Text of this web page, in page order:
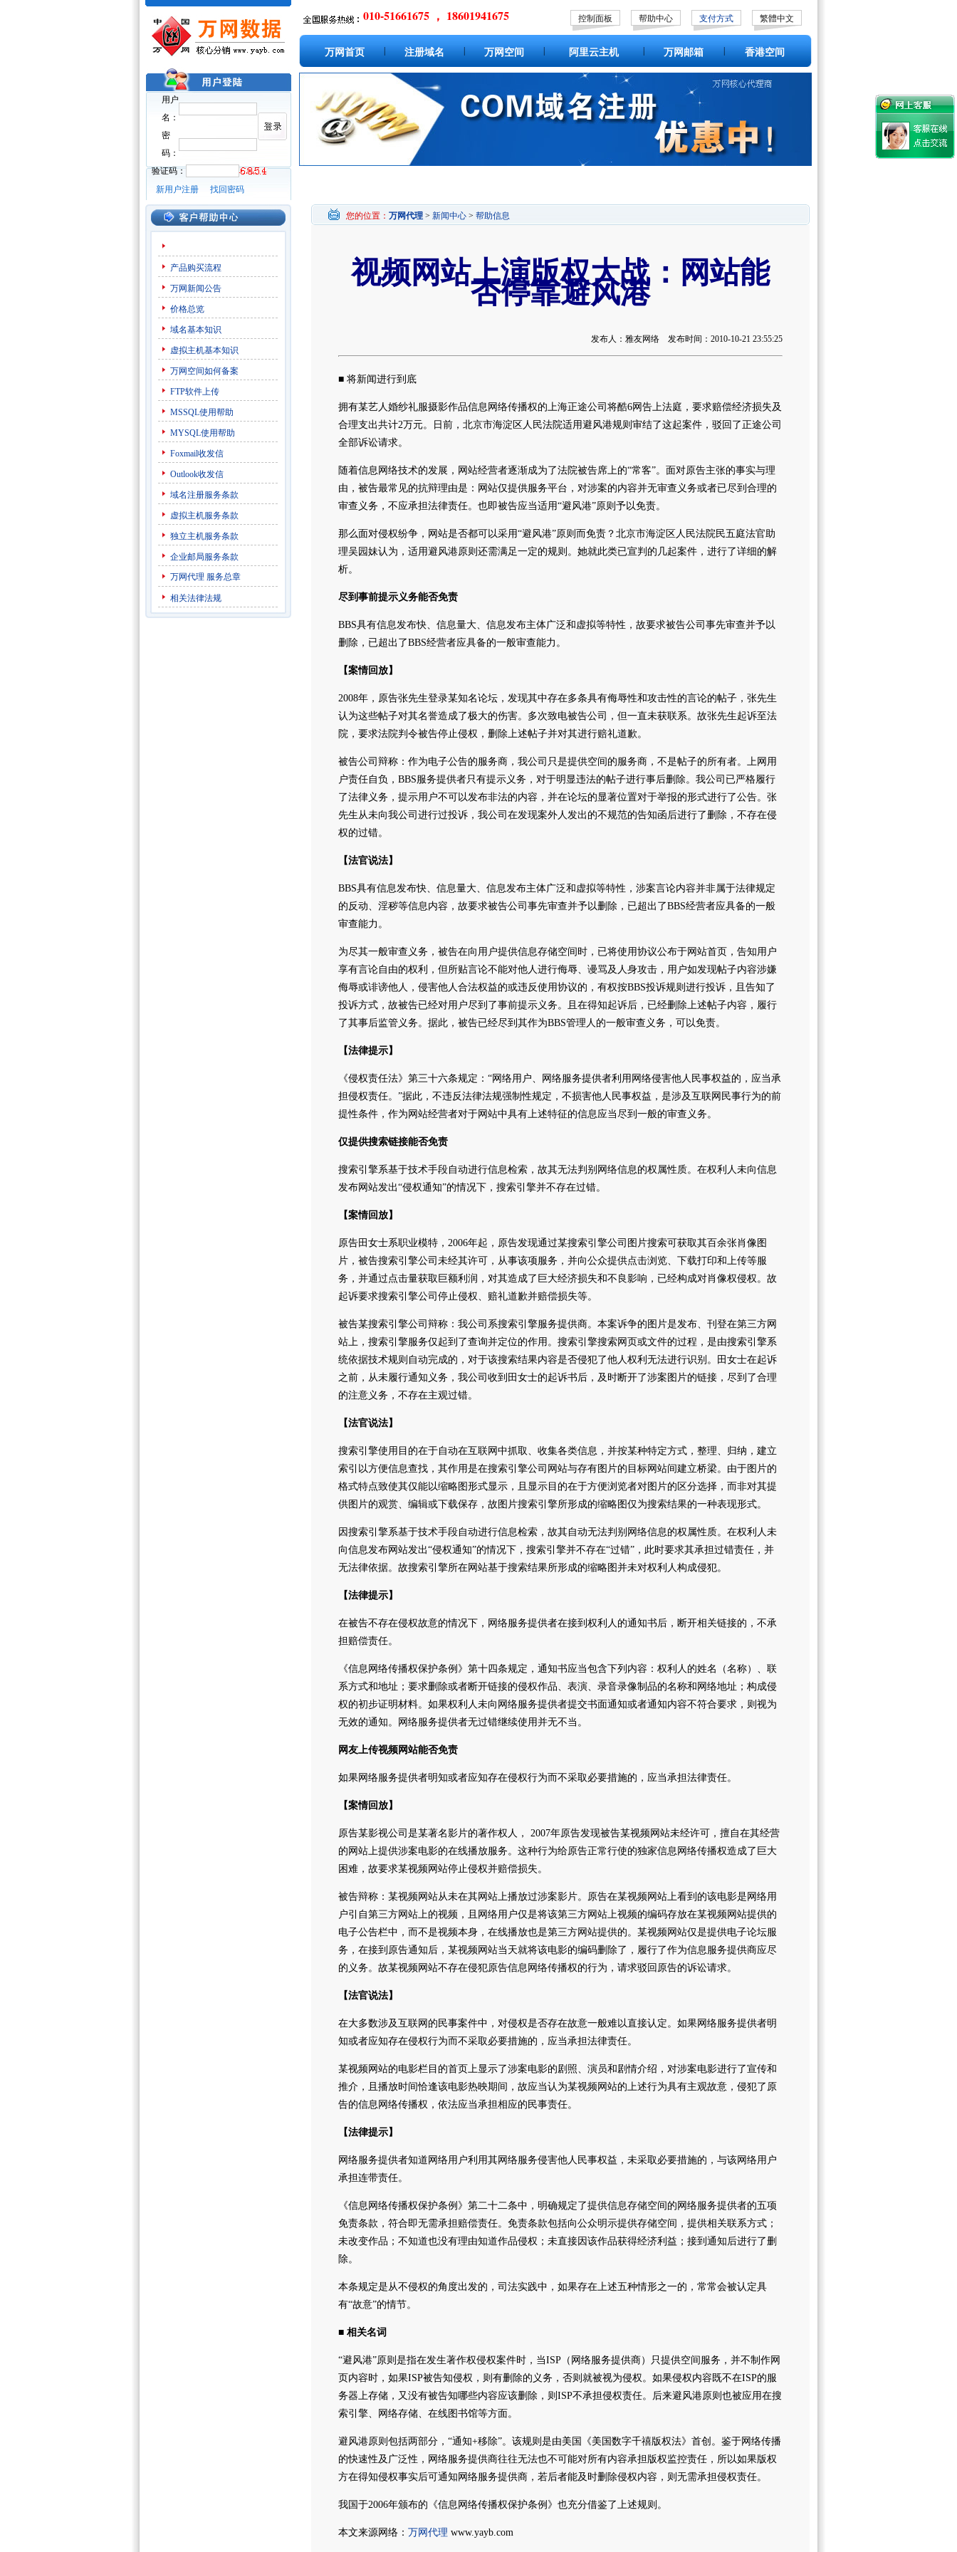
用户
名：
密
码：
验证码：
新用户注册
找回密码
010-51661675 ， 18601941675 控制面板 帮助中心 支付方式 繁體中文
万网首页 注册域名 万网空间 阿里云主机 万网邮箱 香港空间
产品购买流程
万网新闻公告
价格总览
域名基本知识
虚拟主机基本知识
万网空间如何备案
FTP软件上传
MSSQL使用帮助
MYSQL使用帮助
Foxmail收发信
Outlook收发信
域名注册服务条款
虚拟主机服务条款
独立主机服务条款
企业邮局服务条款
万网代理 服务总章
相关法律法规
您的位置： 万网代理 > 新闻中心 > 帮助信息
视频网站上演版权大战：网站能
否停靠避风港
发布人：雅友网络 发布时间：2010-10-21 23:55:25
■ 将新闻进行到底
拥有某艺人婚纱礼服摄影作品信息网络传播权的上海正途公司将酷6网告上法庭，要求赔偿经济损失及
合理支出共计2万元。日前，北京市海淀区人民法院适用避风港规则审结了这起案件，驳回了正途公司
全部诉讼请求。
随着信息网络技术的发展，网站经营者逐渐成为了法院被告席上的“常客”。面对原告主张的事实与理
由，被告最常见的抗辩理由是：网站仅提供服务平台，对涉案的内容并无审查义务或者已尽到合理的
审查义务，不应承担法律责任。也即被告应当适用“避风港”原则予以免责。
那么面对侵权纷争，网站是否都可以采用“避风港”原则而免责？北京市海淀区人民法院民五庭法官助
理吴园妹认为，适用避风港原则还需满足一定的规则。她就此类已宣判的几起案件，进行了详细的解
析。
尽到事前提示义务能否免责
BBS具有信息发布快、信息量大、信息发布主体广泛和虚拟等特性，故要求被告公司事先审查并予以
删除，已超出了BBS经营者应具备的一般审查能力。
【案情回放】
2008年，原告张先生登录某知名论坛，发现其中存在多条具有侮辱性和攻击性的言论的帖子，张先生
认为这些帖子对其名誉造成了极大的伤害。多次致电被告公司，但一直未获联系。故张先生起诉至法
院，要求法院判令被告停止侵权，删除上述帖子并对其进行赔礼道歉。
被告公司辩称：作为电子公告的服务商，我公司只是提供空间的服务商，不是帖子的所有者。上网用
户责任自负，BBS服务提供者只有提示义务，对于明显违法的帖子进行事后删除。我公司已严格履行
了法律义务，提示用户不可以发布非法的内容，并在论坛的显著位置对于举报的形式进行了公告。张
先生从未向我公司进行过投诉，我公司在发现案外人发出的不规范的告知函后进行了删除，不存在侵
权的过错。
【法官说法】
BBS具有信息发布快、信息量大、信息发布主体广泛和虚拟等特性，涉案言论内容并非属于法律规定
的反动、淫秽等信息内容，故要求被告公司事先审查并予以删除，已超出了BBS经营者应具备的一般
审查能力。
为尽其一般审查义务，被告在向用户提供信息存储空间时，已将使用协议公布于网站首页，告知用户
享有言论自由的权利，但所贴言论不能对他人进行侮辱、谩骂及人身攻击，用户如发现帖子内容涉嫌
侮辱或诽谤他人，侵害他人合法权益的或违反使用协议的，有权按BBS投诉规则进行投诉，且告知了
投诉方式，故被告已经对用户尽到了事前提示义务。且在得知起诉后，已经删除上述帖子内容，履行
了其事后监管义务。据此，被告已经尽到其作为BBS管理人的一般审查义务，可以免责。
【法律提示】
《侵权责任法》第三十六条规定：“网络用户、网络服务提供者利用网络侵害他人民事权益的，应当承
担侵权责任。”据此，不违反法律法规强制性规定，不损害他人民事权益，是涉及互联网民事行为的前
提性条件，作为网站经营者对于网站中具有上述特征的信息应当尽到一般的审查义务。
仅提供搜索链接能否免责
搜索引擎系基于技术手段自动进行信息检索，故其无法判别网络信息的权属性质。在权利人未向信息
发布网站发出“侵权通知”的情况下，搜索引擎并不存在过错。
【案情回放】
原告田女士系职业模特，2006年起，原告发现通过某搜索引擎公司图片搜索可获取其百余张肖像图
片，被告搜索引擎公司未经其许可，从事该项服务，并向公众提供点击浏览、下载打印和上传等服
务，并通过点击量获取巨额利润，对其造成了巨大经济损失和不良影响，已经构成对肖像权侵权。故
起诉要求搜索引擎公司停止侵权、赔礼道歉并赔偿损失等。
被告某搜索引擎公司辩称：我公司系搜索引擎服务提供商。本案诉争的图片是发布、刊登在第三方网
站上，搜索引擎服务仅起到了查询并定位的作用。搜索引擎搜索网页或文件的过程，是由搜索引擎系
统依据技术规则自动完成的，对于该搜索结果内容是否侵犯了他人权利无法进行识别。田女士在起诉
之前，从未履行通知义务，我公司收到田女士的起诉书后，及时断开了涉案图片的链接，尽到了合理
的注意义务，不存在主观过错。
【法官说法】
搜索引擎使用目的在于自动在互联网中抓取、收集各类信息，并按某种特定方式，整理、归纳，建立
索引以方便信息查找，其作用是在搜索引擎公司网站与存有图片的目标网站间建立桥梁。由于图片的
格式特点致使其仅能以缩略图形式显示，且显示目的在于方便浏览者对图片的区分选择，而非对其提
供图片的观赏、编辑或下载保存，故图片搜索引擎所形成的缩略图仅为搜索结果的一种表现形式。
因搜索引擎系基于技术手段自动进行信息检索，故其自动无法判别网络信息的权属性质。在权利人未
向信息发布网站发出“侵权通知”的情况下，搜索引擎并不存在“过错”，此时要求其承担过错责任，并
无法律依据。故搜索引擎所在网站基于搜索结果所形成的缩略图并未对权利人构成侵犯。
【法律提示】
在被告不存在侵权故意的情况下，网络服务提供者在接到权利人的通知书后，断开相关链接的，不承
担赔偿责任。
《信息网络传播权保护条例》第十四条规定，通知书应当包含下列内容：权利人的姓名（名称）、联
系方式和地址；要求删除或者断开链接的侵权作品、表演、录音录像制品的名称和网络地址；构成侵
权的初步证明材料。如果权利人未向网络服务提供者提交书面通知或者通知内容不符合要求，则视为
无效的通知。网络服务提供者无过错继续使用并无不当。
网友上传视频网站能否免责
如果网络服务提供者明知或者应知存在侵权行为而不采取必要措施的，应当承担法律责任。
【案情回放】
原告某影视公司是某著名影片的著作权人， 2007年原告发现被告某视频网站未经许可，擅自在其经营
的网站上提供涉案电影的在线播放服务。这种行为给原告正常行使的独家信息网络传播权造成了巨大
困难，故要求某视频网站停止侵权并赔偿损失。
被告辩称：某视频网站从未在其网站上播放过涉案影片。原告在某视频网站上看到的该电影是网络用
户引自第三方网站上的视频，且网络用户仅是将该第三方网站上视频的编码存放在某视频网站提供的
电子公告栏中，而不是视频本身，在线播放也是第三方网站提供的。某视频网站仅是提供电子论坛服
务，在接到原告通知后，某视频网站当天就将该电影的编码删除了，履行了作为信息服务提供商应尽
的义务。故某视频网站不存在侵犯原告信息网络传播权的行为，请求驳回原告的诉讼请求。
【法官说法】
在大多数涉及互联网的民事案件中，对侵权是否存在故意一般难以直接认定。如果网络服务提供者明
知或者应知存在侵权行为而不采取必要措施的，应当承担法律责任。
某视频网站的电影栏目的首页上显示了涉案电影的剧照、演员和剧情介绍，对涉案电影进行了宣传和
推介，且播放时间恰逢该电影热映期间，故应当认为某视频网站的上述行为具有主观故意，侵犯了原
告的信息网络传播权，依法应当承担相应的民事责任。
【法律提示】
网络服务提供者知道网络用户利用其网络服务侵害他人民事权益，未采取必要措施的，与该网络用户
承担连带责任。
《信息网络传播权保护条例》第二十二条中，明确规定了提供信息存储空间的网络服务提供者的五项
免责条款，符合即无需承担赔偿责任。免责条款包括向公众明示提供存储空间，提供相关联系方式；
未改变作品；不知道也没有理由知道作品侵权；未直接因该作品获得经济利益；接到通知后进行了删
除。
本条规定是从不侵权的角度出发的，司法实践中，如果存在上述五种情形之一的，常常会被认定具
有“故意”的情节。
■ 相关名词
“避风港”原则是指在发生著作权侵权案件时，当ISP（网络服务提供商）只提供空间服务，并不制作网
页内容时，如果ISP被告知侵权，则有删除的义务，否则就被视为侵权。如果侵权内容既不在ISP的服
务器上存储，又没有被告知哪些内容应该删除，则ISP不承担侵权责任。后来避风港原则也被应用在搜
索引擎、网络存储、在线图书馆等方面。
避风港原则包括两部分，“通知+移除”。该规则是由美国《美国数字千禧版权法》首创。鉴于网络传播
的快速性及广泛性，网络服务提供商往往无法也不可能对所有内容承担版权监控责任，所以如果版权
方在得知侵权事实后可通知网络服务提供商，若后者能及时删除侵权内容，则无需承担侵权责任。
我国于2006年颁布的《信息网络传播权保护条例》也充分借鉴了上述规则。
本文来源网络： 万网代理 www.yayb.com